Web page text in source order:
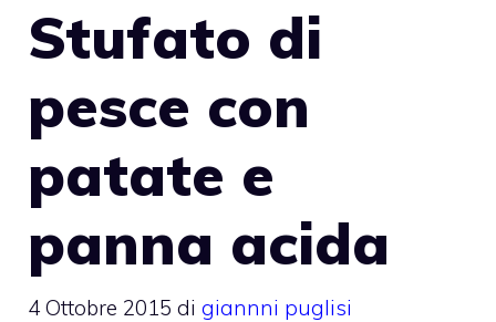
Stufato di
pesce con
patate e
panna acida
4 Ottobre 2015 di giannni puglisi